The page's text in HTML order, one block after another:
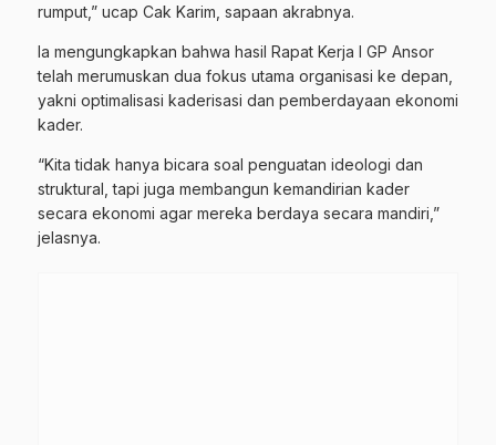
rumput,” ucap Cak Karim, sapaan akrabnya.
Ia mengungkapkan bahwa hasil Rapat Kerja I GP Ansor
telah merumuskan dua fokus utama organisasi ke depan,
yakni optimalisasi kaderisasi dan pemberdayaan ekonomi
kader.
“Kita tidak hanya bicara soal penguatan ideologi dan
struktural, tapi juga membangun kemandirian kader
secara ekonomi agar mereka berdaya secara mandiri,”
jelasnya.